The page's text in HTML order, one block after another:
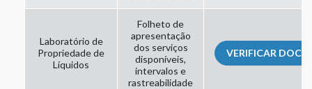
Laboratório de
Propriedade de
Líquidos
Folheto de
apresentação
dos serviços
disponíveis,
intervalos e
rastreabilidade
VERIFICAR